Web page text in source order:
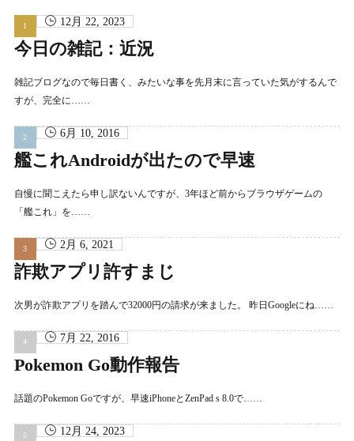
12月 22, 2023
今日の雑記：近況
雑記ブログなので毎日書く、みたいな事を先月末に言っていた気がするんで
すが、完全に……
6月 10, 2016
艦これAndroidが出たので早速
自慢に聞こえたら申し訳ないんですが、3年ほど前からブラウザゲームの
「艦これ」を……
2月 6, 2021
詐欺アプリ許すまじ
次男が詐欺アプリを踏んで32000円の請求が来ました。 昨日Googleにね……
7月 22, 2016
Pokemon Go動作報告
話題のPokemon Goですが、早速iPhoneとZenPad s 8.0で……
12月 24, 2023